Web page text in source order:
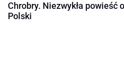
Chrobry. Niezwykła powieść
Polski